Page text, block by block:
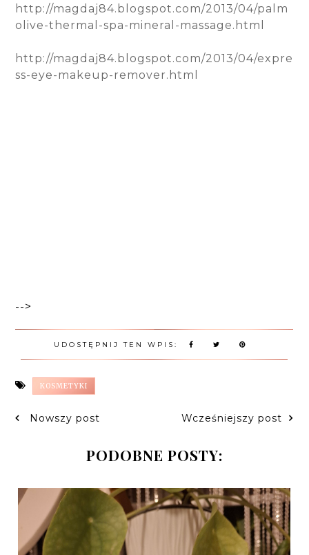
http://magdaj84.blogspot.com/2013/04/palm
olive-thermal-spa-mineral-massage.html
http://magdaj84.blogspot.com/2013/04/expre
ss-eye-makeup-remover.html
-->
UDOSTĘPNIJ TEN WPIS:
KOSMETYKI
Nowszy post Wcześniejszy post
PODOBNE POSTY: